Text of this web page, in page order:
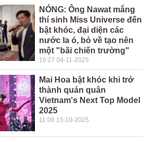
NÓNG: Ông Nawat mắng
thí sinh Miss Universe đến
bật khóc, đại diện các
nước la ó, bỏ về tạo nên
một "bãi chiến trường"
16:27 04-11-2025
Mai Hoa bật khóc khi trở
thành quán quân
Vietnam's Next Top Model
2025
11:08 13-10-2025